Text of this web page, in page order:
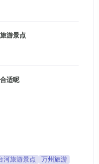
游景点
适呢
河旅游景点
万州旅游